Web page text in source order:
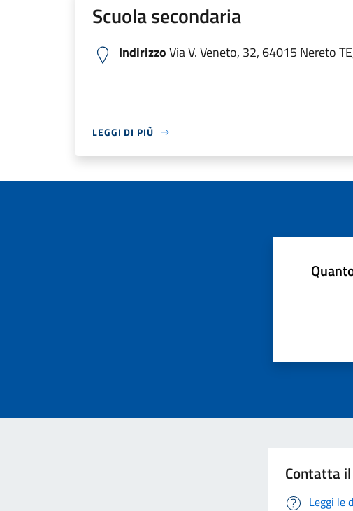
Scuola secondaria
IndirizzoVia V. Veneto, 32, 64015 Nereto
LEGGI DI PIÙ
Contatta
Leggi le